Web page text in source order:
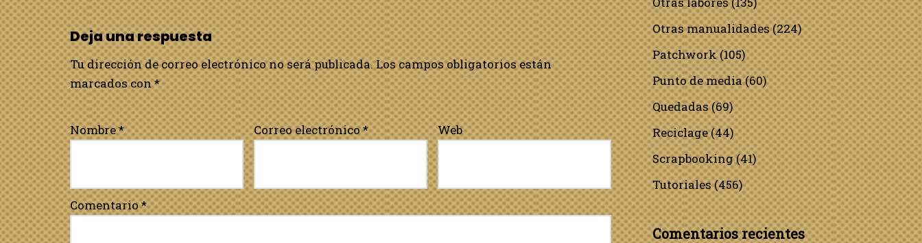
Deja una respuesta
Tu dirección de correo electrónico no será publicada. Los campos obligatorios están
marcados con*
Nombre* Correo electrónico* Web
Comentario*
Otras manualidades(224)
Patchwork(105)
Punto de media(60)
Quedadas(69)
Reciclage(44)
Scrapbooking(41)
Tutoriales(456)
Comentarios recientes